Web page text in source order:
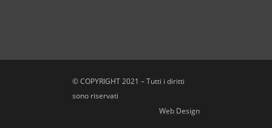
© COPYRIGHT 2021 – Tutti i diritti
sono riservati
Web Design